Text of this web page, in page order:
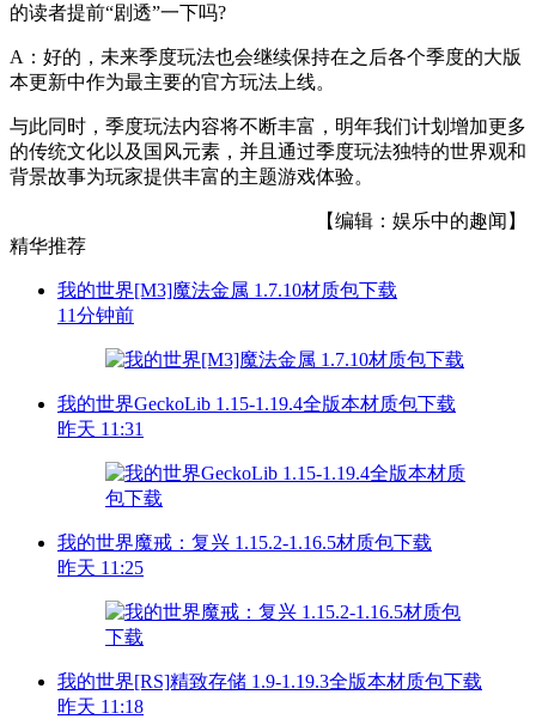
的读者提前“剧透”一下吗?
A：好的，未来季度玩法也会继续保持在之后各个季度的大版
本更新中作为最主要的官方玩法上线。
与此同时，季度玩法内容将不断丰富，明年我们计划增加更多
的传统文化以及国风元素，并且通过季度玩法独特的世界观和
背景故事为玩家提供丰富的主题游戏体验。
【编辑：娱乐中的趣闻】
精华推荐
我的世界[M3]魔法金属 1.7.10材质包下载
11分钟前
我的世界GeckoLib 1.15-1.19.4全版本材质包下载
昨天 11:31
我的世界魔戒：复兴 1.15.2-1.16.5材质包下载
昨天 11:25
我的世界[RS]精致存储 1.9-1.19.3全版本材质包下载
昨天 11:18